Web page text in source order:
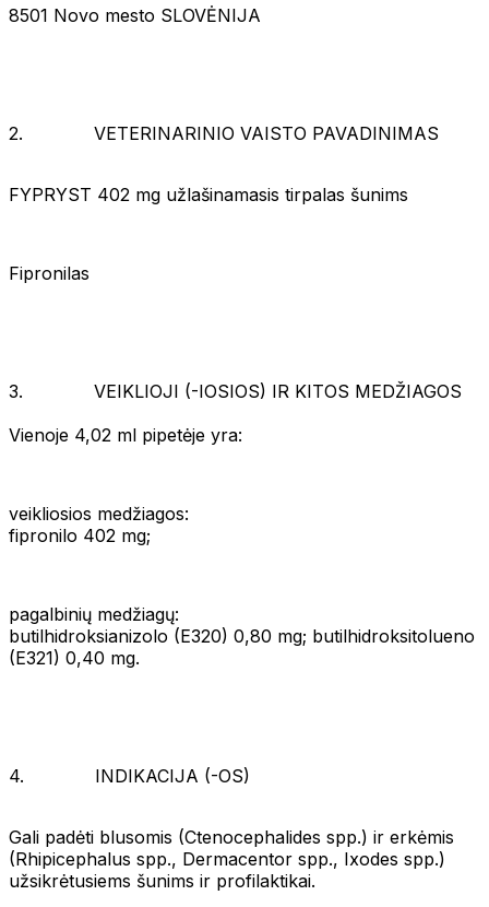
8501 Novo mesto SLOVĖNIJA
2. VETERINARINIO VAISTO PAVADINIMAS
FYPRYST 402 mg užlašinamasis tirpalas šunims
Fipronilas
3. VEIKLIOJI (-IOSIOS) IR KITOS MEDŽIAGOS
Vienoje 4,02 ml pipetėje yra:
veikliosios medžiagos:
fipronilo 402 mg;
pagalbinių medžiagų:
butilhidroksianizolo (E320) 0,80 mg; butilhidroksitolueno
(E321) 0,40 mg.
4. INDIKACIJA (-OS)
Gali padėti blusomis (Ctenocephalides spp.) ir erkėmis
(Rhipicephalus spp., Dermacentor spp., Ixodes spp.)
užsikrėtusiems šunims ir profilaktikai.